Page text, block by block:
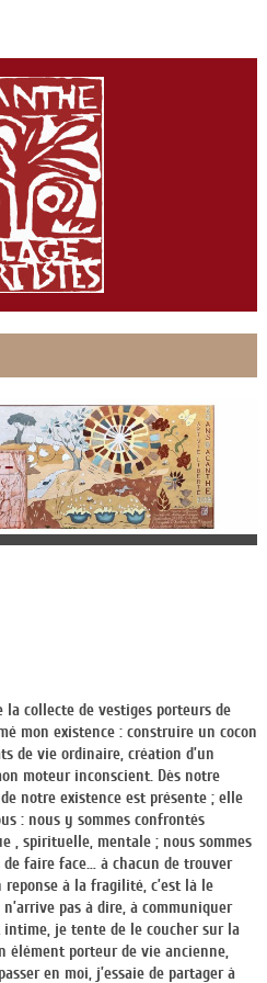
la collecte de vestiges porteurs de
mon existence : construire un cocon
de vie ordinaire, création d’un
moteur inconscient. Dès notre
notre existence est présente ; elle
: nous y sommes confrontés
, spirituelle, mentale ; nous sommes
faire face… à chacun de trouver
à la fragilité, c’est là le
pas à dire, à communiquer
je tente de le coucher sur la
élément porteur de vie ancienne,
en moi, j’essaie de partager à